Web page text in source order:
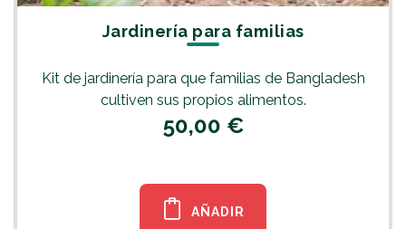
Jardinería para familias
Kit de jardinería para que familias de Bangladesh
cultiven sus propios alimentos.
50,00 €
AÑADIR